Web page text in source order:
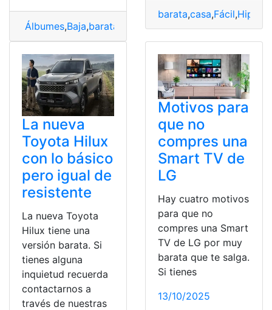
Álbumes,Baja,barata Energía,España,factura,paradoja
barata,casa,Fácil,
La nueva
Toyota Hilux
con lo básico
pero igual de
resistente
La nueva Toyota
Hilux tiene una
versión barata. Si
tienes alguna
inquietud recuerda
contactarnos a
través de nuestras
Motivos para
que no
compres una
Smart TV de
LG
Hay cuatro motivos
para que no
compres una Smart
TV de LG por muy
barata que te salga.
Si tienes
13/10/2025